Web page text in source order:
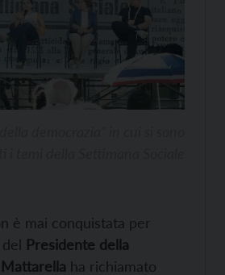
è mai conquistata per
Presidente della
ha richiamato